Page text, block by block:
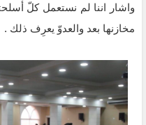
واشار اننا لم نستعمل كلّ
مخازنها بعد والعدوّ يعرِف ذلك .